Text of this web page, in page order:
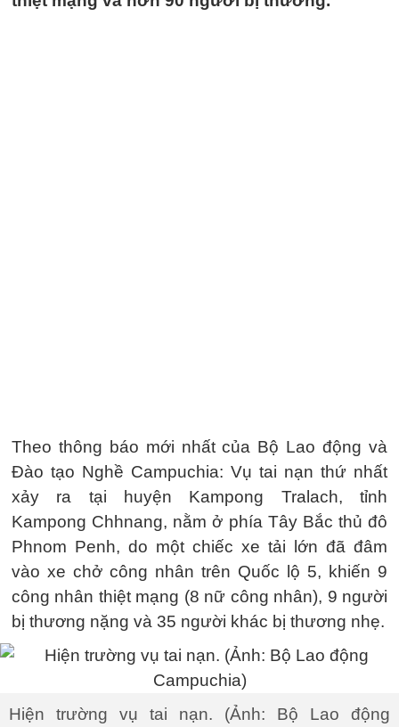
Theo thông báo mới nhất của Bộ Lao động và
Đào tạo Nghề Campuchia: Vụ tai nạn thứ nhất
xảy ra tại huyện Kampong Tralach, tỉnh
Kampong Chhnang, nằm ở phía Tây Bắc thủ đô
Phnom Penh, do một chiếc xe tải lớn đã đâm
vào xe chở công nhân trên Quốc lộ 5, khiến 9
công nhân thiệt mạng (8 nữ công nhân), 9 người
bị thương nặng và 35 người khác bị thương nhẹ.
Hiện trường vụ tai nạn. (Ảnh: Bộ Lao động